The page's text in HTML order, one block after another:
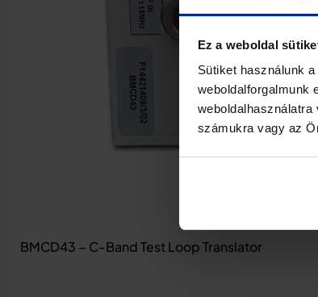
Ez a weboldal
Sütiket használunk
weboldalforgalmunk
számukra vagy az
BMCD43 – C-Band Test Loop Translator